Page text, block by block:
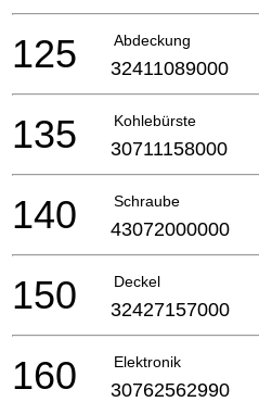
Abdeckung
125 32411089000
Kohlebürste
135 30711158000
Schraube
140 43072000000
Deckel
150 32427157000
Elektronik
160 30762562990